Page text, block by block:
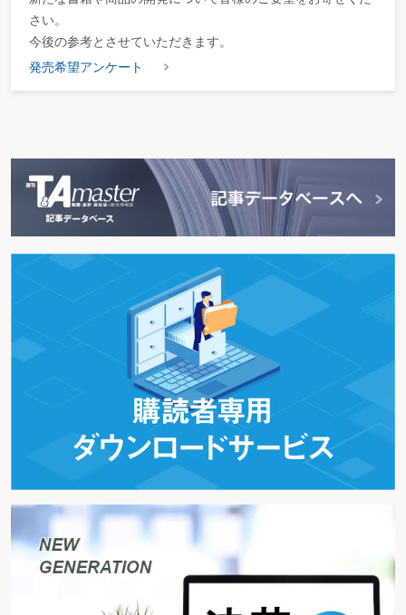
さい。
今後の参考とさせていただきます。
発売希望アンケート